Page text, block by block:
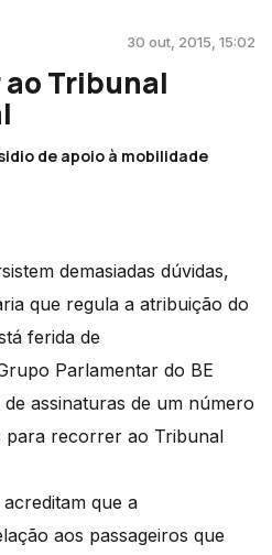
30 out, 2015, 15:02
ao Tribunal
de apoio à mobilidade
demasiadas dúvidas,
que regula a atribuição do
ferida de
Parlamentar do BE
assinaturas de um número
para recorrer ao Tribunal
que a
aos passageiros que